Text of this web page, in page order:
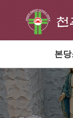
본당